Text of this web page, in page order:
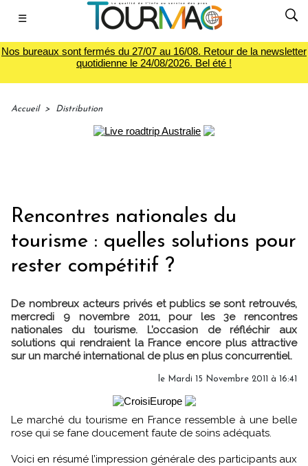
☰
Nos bureaux sont fermés du 27/07 au 16/08. Retour de la newsletter
quotidienne le 24/08/2026. Bel été !
Accueil > Distribution
Rencontres nationales du
tourisme : quelles solutions pour
rester compétitif ?
De nombreux acteurs privés et publics se sont retrouvés,
mercredi 9 novembre 2011, pour les 3e rencontres
nationales du tourisme. L’occasion de réfléchir aux
solutions qui rendraient la France encore plus attractive
sur un marché international de plus en plus concurrentiel.
le Mardi 15 Novembre 2011 à 16:41
Le marché du tourisme en France ressemble à une belle
rose qui se fane doucement faute de soins adéquats.
Voici en résumé l’impression générale des participants aux